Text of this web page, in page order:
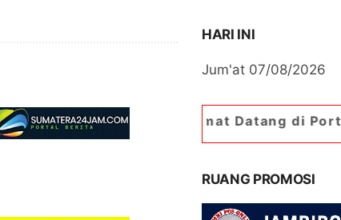
HARI INI
Jum'at 07/08/2026
Selamat Datang di Portal Berita
RUANG PROMOSI